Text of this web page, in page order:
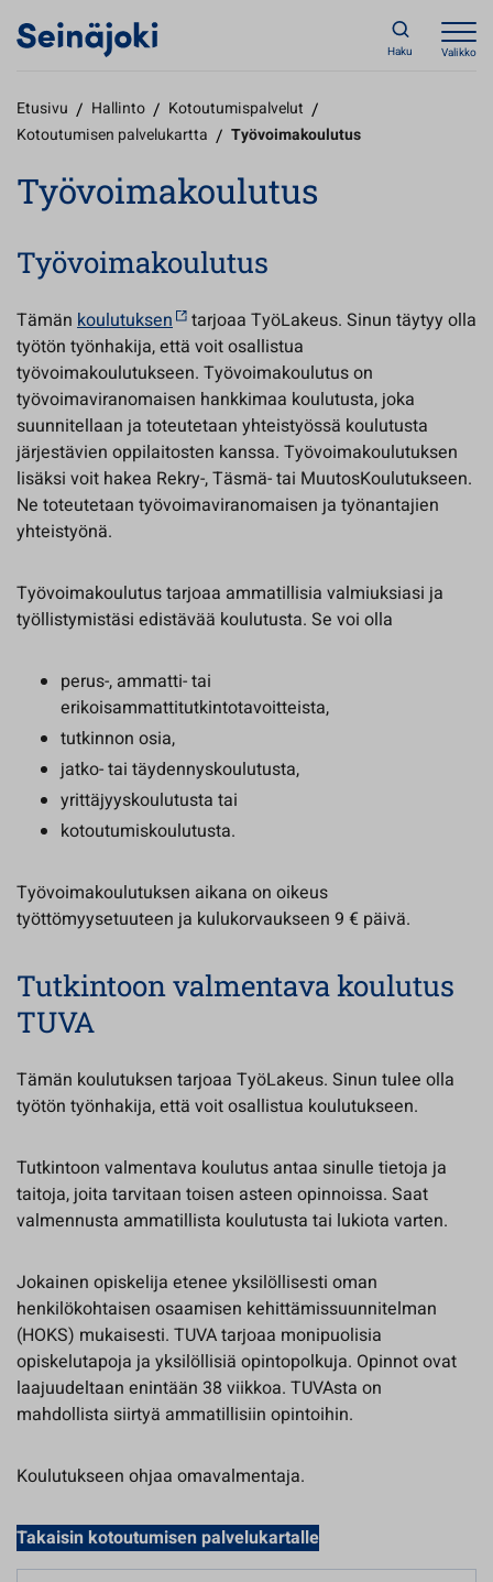
Haku Valikko
Etusivu / Hallinto / Kotoutumispalvelut /
Kotoutumisen palvelukartta / Työvoimakoulutus
Työvoimakoulutus
Työvoimakoulutus
Tämän koulutuksen
tarjoaa TyöLakeus. Sinun täytyy olla
työtön työnhakija, että voit osallistua
työvoimakoulutukseen. Työvoimakoulutus on
työvoimaviranomaisen hankkimaa koulutusta, joka
suunnitellaan ja toteutetaan yhteistyössä koulutusta
järjestävien oppilaitosten kanssa. Työvoimakoulutuksen
lisäksi voit hakea Rekry-, Täsmä- tai MuutosKoulutukseen.
Ne toteutetaan työvoimaviranomaisen ja työnantajien
yhteistyönä.
Työvoimakoulutus tarjoaa ammatillisia valmiuksiasi ja
työllistymistäsi edistävää koulutusta. Se voi olla
perus-, ammatti- tai
erikoisammattitutkintotavoitteista,
tutkinnon osia,
jatko- tai täydennyskoulutusta,
yrittäjyyskoulutusta tai
kotoutumiskoulutusta.
Työvoimakoulutuksen aikana on oikeus
työttömyysetuuteen ja kulukorvaukseen 9 € päivä.
Tutkintoon valmentava koulutus
TUVA
Tämän koulutuksen tarjoaa TyöLakeus. Sinun tulee olla
työtön työnhakija, että voit osallistua koulutukseen.
Tutkintoon valmentava koulutus antaa sinulle tietoja ja
taitoja, joita tarvitaan toisen asteen opinnoissa. Saat
valmennusta ammatillista koulutusta tai lukiota varten.
Jokainen opiskelija etenee yksilöllisesti oman
henkilökohtaisen osaamisen kehittämissuunnitelman
(HOKS) mukaisesti. TUVA tarjoaa monipuolisia
opiskelutapoja ja yksilöllisiä opintopolkuja. Opinnot ovat
laajuudeltaan enintään 38 viikkoa. TUVAsta on
mahdollista siirtyä ammatillisiin opintoihin.
Koulutukseen ohjaa omavalmentaja.
Takaisin kotoutumisen palvelukartalle